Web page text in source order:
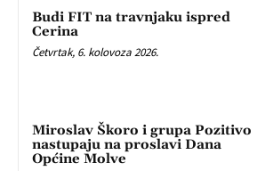
Budi FIT na travnjaku ispred
Cerina
Četvrtak, 6. kolovoza 2026.
Miroslav Škoro i grupa Pozitivo
nastupaju na proslavi Dana
Općine Molve